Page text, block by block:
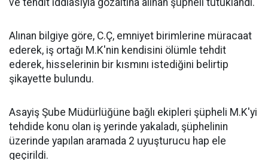
ve tehdit iddiasıyla gözaltına alınan şüpheli tutuklandı.
Alınan bilgiye göre, C.Ç, emniyet birimlerine müracaat
ederek, iş ortağı M.K'nin kendisini ölümle tehdit
ederek, hisselerinin bir kısmını istediğini belirtip
şikayette bulundu.
Asayiş Şube Müdürlüğüne bağlı ekipleri şüpheli M.K'yi
tehdide konu olan iş yerinde yakaladı, şüphelinin
üzerinde yapılan aramada 2 uyuşturucu hap ele
geçirildi.